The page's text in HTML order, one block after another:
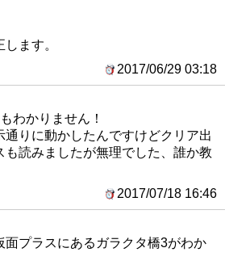
ます。
2017/06/29 03:18
わかりません！
通りに動かしたんですけどクリア出
読みましたが無理でした、誰か教
2017/07/18 16:46
面プラスにあるガラクタ橋3がわか